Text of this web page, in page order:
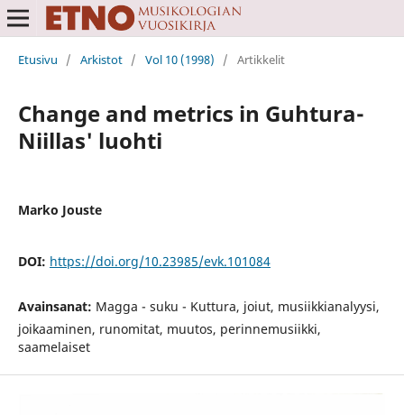
Etusivu / Arkistot / Vol 10 (1998) / Artikkelit
Change and metrics in Guhtura-
Niillas' luohti
Marko Jouste
DOI: https://doi.org/10.23985/evk.101084
Avainsanat: Magga - suku - Kuttura, joiut, musiikkianalyysi,
joikaaminen, runomitat, muutos, perinnemusiikki,
saamelaiset